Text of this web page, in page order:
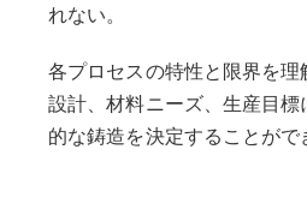
れない。
各プロセスの特性と限界を
設計、材料ニーズ、生産目
的な鋳造を決定することがで